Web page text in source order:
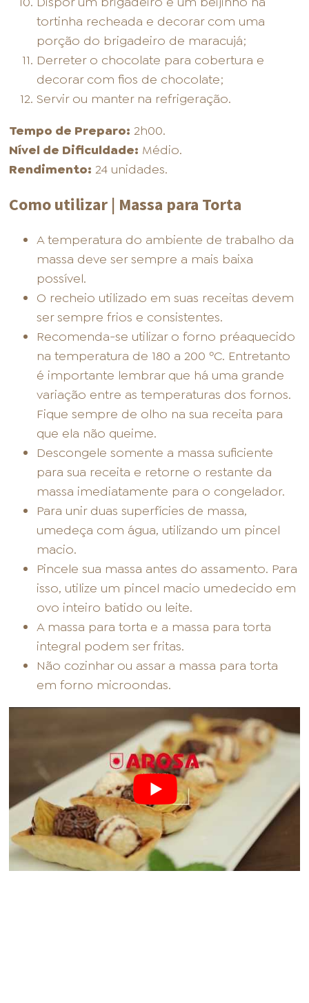
tortinha recheada e decorar com uma
porção do brigadeiro de maracujá;
Derreter o chocolate para cobertura e
decorar com fios de chocolate;
Servir ou manter na refrigeração.
Tempo de Preparo: 2h00.
Nível de Dificuldade: Médio.
Rendimento: 24 unidades.
Como utilizar | Massa para Torta
A temperatura do ambiente de trabalho da
massa deve ser sempre a mais baixa
possível.
O recheio utilizado em suas receitas devem
ser sempre frios e consistentes.
Recomenda-se utilizar o forno préaquecido
na temperatura de 180 a 200 ºC. Entretanto
é importante lembrar que há uma grande
variação entre as temperaturas dos fornos.
Fique sempre de olho na sua receita para
que ela não queime.
Descongele somente a massa suficiente
para sua receita e retorne o restante da
massa imediatamente para o congelador.
Para unir duas superfícies de massa,
umedeça com água, utilizando um pincel
macio.
Pincele sua massa antes do assamento. Para
isso, utilize um pincel macio umedecido em
ovo inteiro batido ou leite.
A massa para torta e a massa para torta
integral podem ser fritas.
Não cozinhar ou assar a massa para torta
em forno microondas.